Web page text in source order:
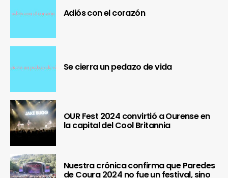
Adiós con el corazón
Se cierra un pedazo de vida
OUR Fest 2024 convirtió a Ourense en
la capital del Cool Britannia
Nuestra crónica confirma que Paredes
de Coura 2024 no fue un festival, sino